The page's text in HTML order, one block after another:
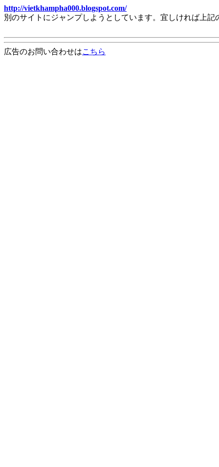
http://vietkhampha000.blogspot.com/
別のサイトにジャンプしようとしています。宜しければ上
広告のお問い合わせはこちら